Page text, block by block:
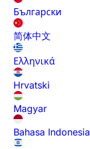
Български
简体中文
Ελληνικά
Hrvatski
Magyar
Bahasa Indonesia